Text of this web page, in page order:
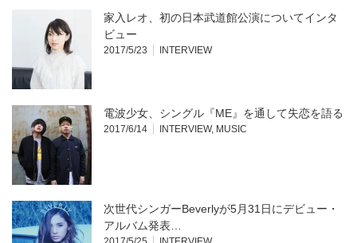
家入レオ、初の日本武道館公演についてインタ
ビュー
2017/5/23 INTERVIEW
電波少女、シングル『ME』を通して失恋を語る
2017/6/14 INTERVIEW, MUSIC
次世代シンガーBeverlyが5月31日にデビュー・
アルバム発表…